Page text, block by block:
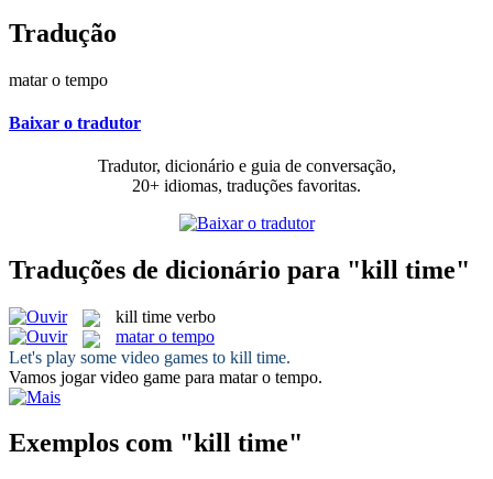
Tradução
matar o tempo
Baixar o tradutor
Tradutor, dicionário e guia de conversação,
20+ idiomas, traduções favoritas.
Traduções de dicionário para "kill time"
kill time verbo
matar o tempo
Let's play some video games to kill time.
Vamos jogar video game para matar o tempo.
Exemplos com "kill time"